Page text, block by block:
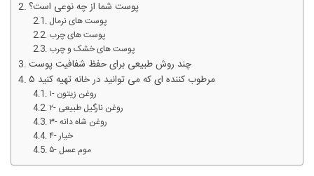
پوست شما از چه نوعی است؟
پوست های نرمال
پوست های چرب
پوست های خشک و چرب
چند روش طبیعی برای حفظ شفافیت پوست
۵ مرطوب کننده ای که می توانید در خانه تهیه کنید
۱- روغن زیتون
۲- روغن نارگیل طبیعی
۳- روغن شاه دانه
۴- خیار
۵- موم عسل